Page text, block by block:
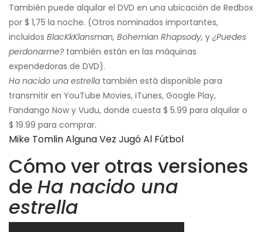
También puede alquilar el DVD en una ubicación de Redbox
por $ 1,75 la noche. (Otros nominados importantes,
incluidos BlacKkKlansman, Bohemian Rhapsody, y ¿Puedes
perdonarme?también están en las máquinas
expendedoras de DVD).
Ha nacido una estrella también está disponible para
transmitir en YouTube Movies, iTunes, Google Play,
Fandango Now y Vudu, donde cuesta $ 5.99 para alquilar o
$ 19.99 para comprar.
Mike Tomlin Alguna Vez Jugó Al Fútbol
Cómo ver otras versiones
de Ha nacido una
estrella